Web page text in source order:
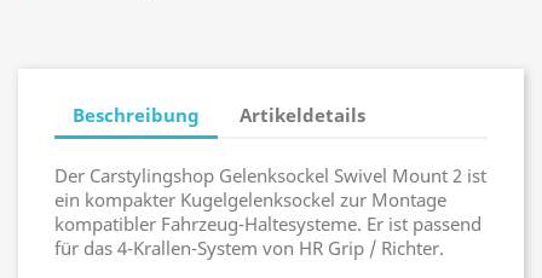
Beschreibung Artikeldetails
Der Carstylingshop Gelenksockel Swivel Mount 2 ist
ein kompakter Kugelgelenksockel zur Montage
kompatibler Fahrzeug-Haltesysteme. Er ist passend
für das 4-Krallen-System von HR Grip / Richter.